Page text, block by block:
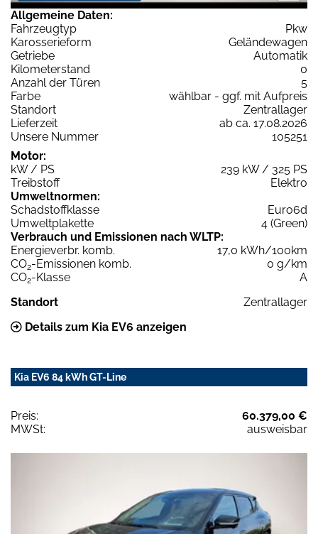
Allgemeine Daten:
Fahrzeugtyp
Pkw
Karosserieform
Geländewagen
Getriebe
Automatik
Kilometerstand
0
Anzahl der Türen
5
Farbe
wählbar - ggf. mit Aufpreis
Standort
Zentrallager
Lieferzeit
ab ca. 17.08.2026
Unsere Nummer
105251
Motor:
kW / PS
239 kW / 325 PS
Treibstoff
Elektro
Umweltnormen:
Schadstoffklasse
Euro6d
Umweltplakette
4 (Green)
Verbrauch und Emissionen nach WLTP:
Energieverbr. komb.
17,0 kWh/100km
CO2-Emissionen komb.
0 g/km
CO2-Klasse
A
Standort
Zentrallager
Details zum Kia EV6 anzeigen
Kia EV6 84 kWh GT-Line
Preis:
60.379,00 €
MWSt:
ausweisbar